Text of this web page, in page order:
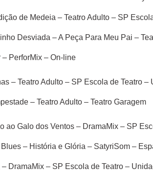
de Medeia – Teatro Adulto – SP
Desviada – A Peça Para Meu Pai –
– PerforMix – On-line
– Teatro Adulto – SP Escola de Teatro
– Teatro Adulto – Teatro Garagem
ao Galo dos Ventos – DramaMix – SP
– História e Glória – SatyriSom –
DramaMix – SP Escola de Teatro –